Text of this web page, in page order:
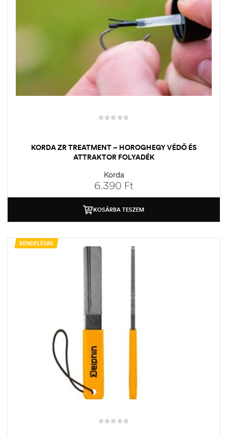
KORDA ZR TREATMENT – HOROGHEGY VÉDŐ ÉS
ATTRAKTOR FOLYADÉK
Korda
6.390 Ft
KOSÁRBA TESZEM
RENDELÉSRE